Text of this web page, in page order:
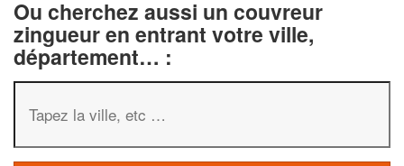
Ou cherchez aussi un couvreur
zingueur en entrant votre ville,
département… :